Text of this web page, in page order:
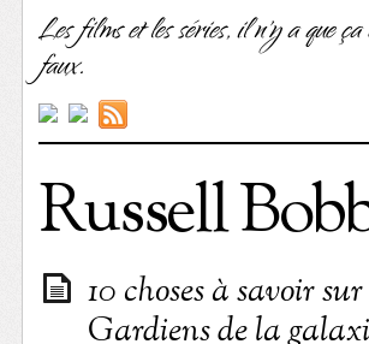
Les films et les séries, il n'y a que
faux.
Russell
10 choses à savoir
Gardiens de la